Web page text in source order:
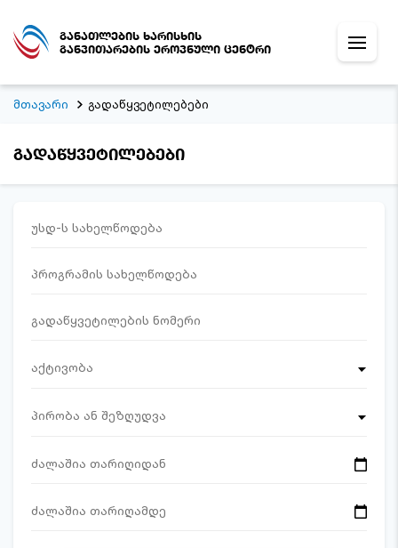
განათლების ხარისხის
განვითარების ეროვნული ცენტრი
მთავარი გადაწყვეტილებები
გადაწყვეტილებები
აქტივობა
პირობა ან შეზღუდვა